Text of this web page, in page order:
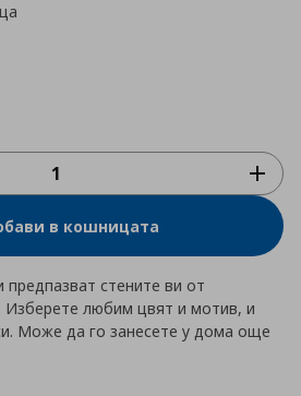
в кошницата
предпазват стените ви от
Изберете любим цвят и мотив, и
Може да го занесете у дома още